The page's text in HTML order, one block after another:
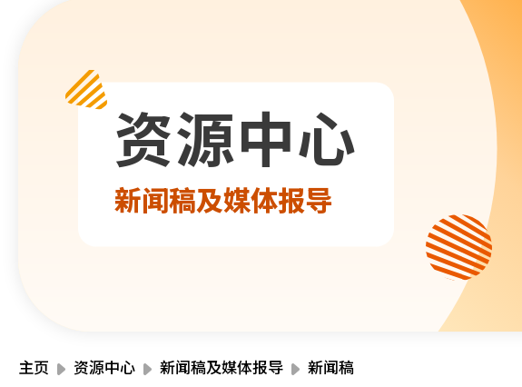
资源中心
新闻稿及媒体报导
主页 资源中心 新闻稿及媒体报导 新闻稿